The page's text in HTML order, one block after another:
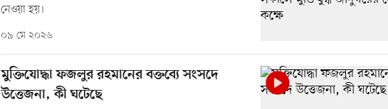
নেওয়া হয়।
০৯ মে ২০২৬
মুক্তিযোদ্ধা ফজলুর রহমানের বক্তব্যে সংসদে
উত্তেজনা, কী ঘটেছে